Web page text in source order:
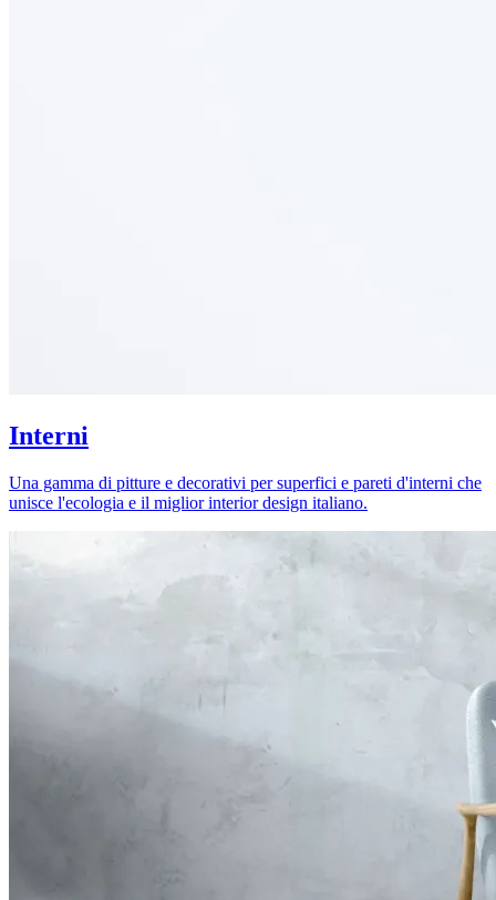
Interni
Una gamma di pitture e decorativi per superfici e pareti d'interni che
unisce l'ecologia e il miglior interior design italiano.